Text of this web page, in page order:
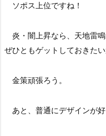
ソポス上位ですね！
炎・闇上昇なら、天地雷
ぜひともゲットしておきたい
金策頑張ろう。
あと、普通にデザインが